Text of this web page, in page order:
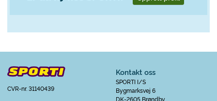
CVR-nr. 31140439
Kontakt oss
SPORTI I/S
Bygmarksvej 6
DK-2605 Brøndby